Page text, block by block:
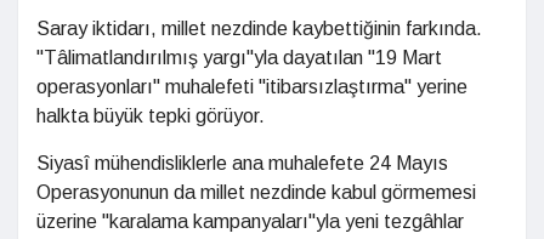
Saray iktidarı, millet nezdinde kaybettiğinin farkında.
"Tâlimatlandırılmış yargı"yla dayatılan "19 Mart
operasyonları" muhalefeti "itibarsızlaştırma" yerine
halkta büyük tepki görüyor.
Siyasî mühendisliklerle ana muhalefete 24 Mayıs
Operasyonunun da millet nezdinde kabul görmemesi
üzerine "karalama kampanyaları"yla yeni tezgâhlar